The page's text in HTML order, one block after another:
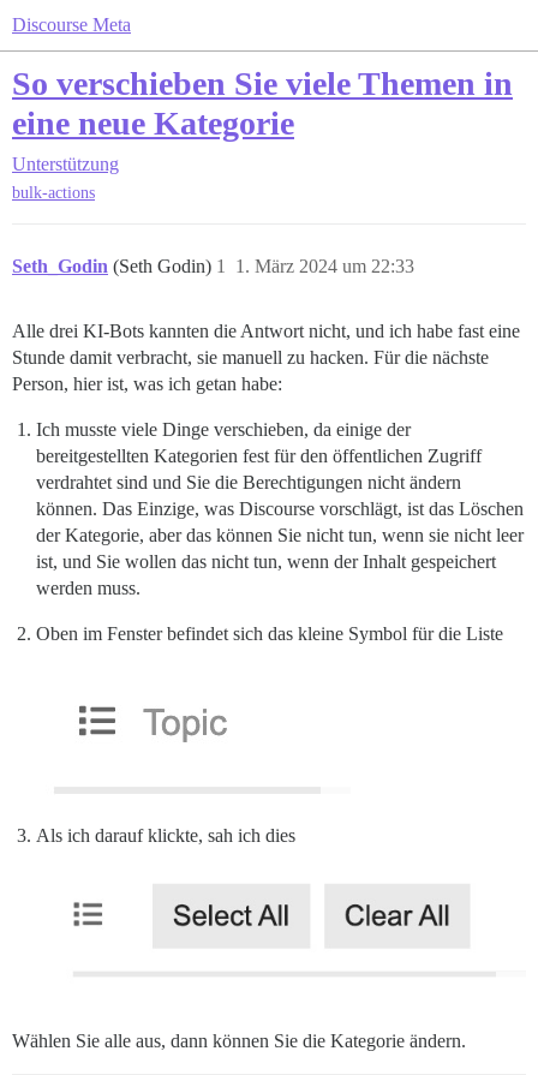
Discourse Meta
So verschieben Sie viele Themen in
eine neue Kategorie
Unterstützung
bulk-actions
Seth_Godin (Seth Godin) 1. März 2024 um 22:33
1
Alle drei KI-Bots kannten die Antwort nicht, und ich habe fast eine
Stunde damit verbracht, sie manuell zu hacken. Für die nächste
Person, hier ist, was ich getan habe:
Ich musste viele Dinge verschieben, da einige der
bereitgestellten Kategorien fest für den öffentlichen Zugriff
verdrahtet sind und Sie die Berechtigungen nicht ändern
können. Das Einzige, was Discourse vorschlägt, ist das Löschen
der Kategorie, aber das können Sie nicht tun, wenn sie nicht leer
ist, und Sie wollen das nicht tun, wenn der Inhalt gespeichert
werden muss.
Oben im Fenster befindet sich das kleine Symbol für die Liste
Als ich darauf klickte, sah ich dies
Wählen Sie alle aus, dann können Sie die Kategorie ändern.